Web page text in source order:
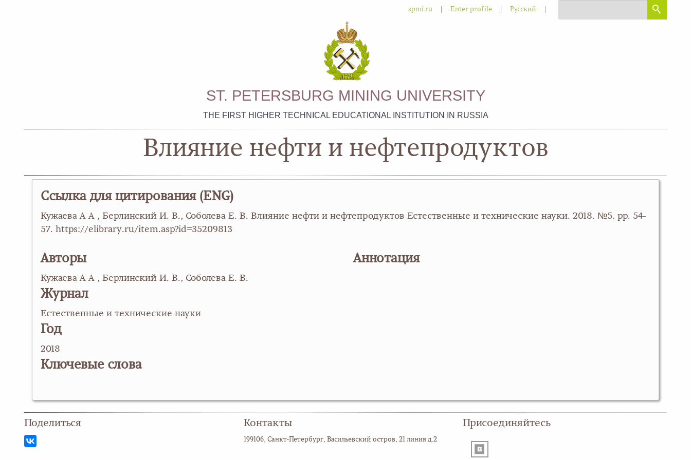
spmi.ru Enter profile Русский
ST. PETERSBURG MINING UNIVERSITY
THE FIRST HIGHER TECHNICAL EDUCATIONAL INSTITUTION IN RUSSIA
Влияние нефти и нефтепродуктов
Ссылка для цитирования (ENG)
Кужаева А А , Берлинский И. В., Соболева Е. В. Влияние нефти и нефтепродуктов Естественные и технические науки. 2018. №5. pp. 54-
57. https://elibrary.ru/item.asp?id=35209813
Авторы
Кужаева А А , Берлинский И. В., Соболева Е. В.
Журнал
Естественные и технические науки
Год
2018
Ключевые слова
Аннотация
Поделиться Контакты
199106, Санкт-Петербург, Васильевский остров, 21 линия д.2
Присоединяйтесь